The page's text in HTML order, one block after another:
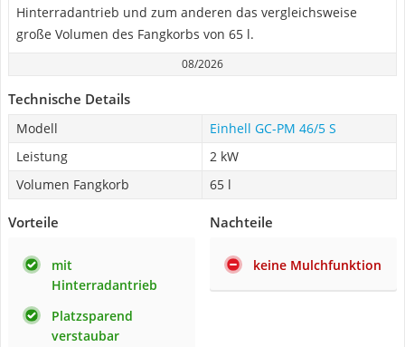
Hinterradantrieb und zum anderen das vergleichsweise
große Volumen des Fangkorbs von 65 l.
08/2026
Technische Details
Modell
Einhell GC-PM 46/5 S
Leistung
2 kW
Volumen Fangkorb
65 l
Vorteile
mit
Hinterradantrieb
Platzsparend
verstaubar
Nachteile
keine Mulchfunktion